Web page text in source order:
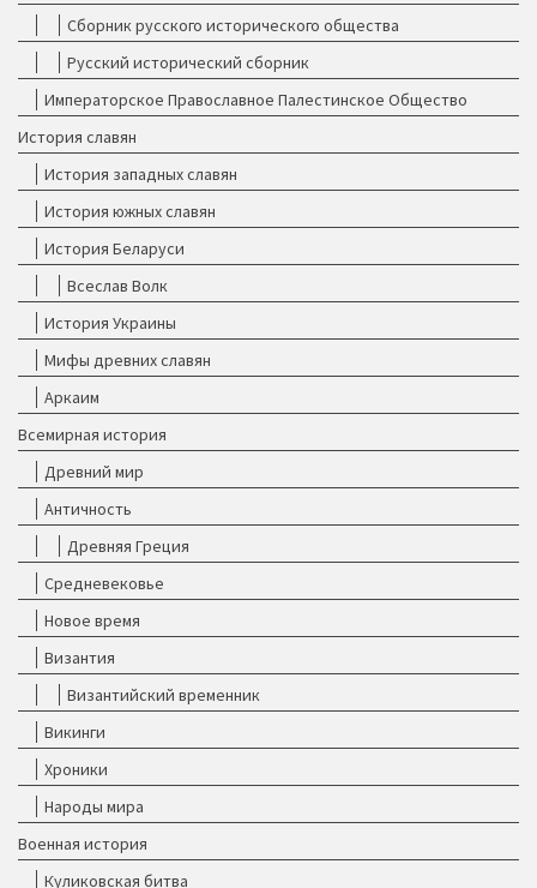
Сборник русского исторического общества
Русский исторический сборник
Императорское Православное Палестинское Общество
История славян
История западных славян
История южных славян
История Беларуси
Всеслав Волк
История Украины
Мифы древних славян
Аркаим
Всемирная история
Древний мир
Античность
Древняя Греция
Средневековье
Новое время
Византия
Византийский временник
Викинги
Хроники
Народы мира
Военная история
Куликовская битва